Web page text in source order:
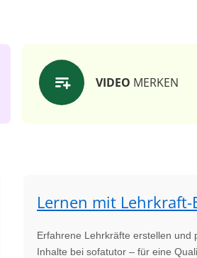
VIDEO MERKEN
Lernen mit Lehrkraft-
Erfahrene Lehrkräfte erstellen und
Inhalte bei sofatutor – für eine